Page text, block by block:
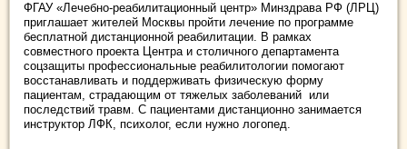
ФГАУ «Лечебно-реабилитационный центр» Минздрава РФ (ЛРЦ)
приглашает жителей Москвы пройти лечение по программе
бесплатной дистанционной реабилитации. В рамках
совместного проекта Центра и столичного департамента
соцзащиты профессиональные реабилитологии помогают
восстанавливать и поддерживать физическую форму
пациентам, страдающим от тяжелых заболеваний или
последствий травм. С пациентами дистанционно занимается
инструктор ЛФК, психолог, если нужно логопед.